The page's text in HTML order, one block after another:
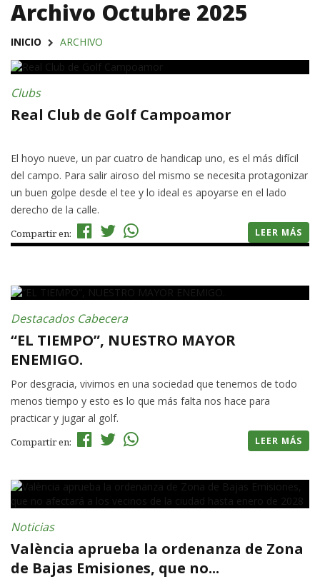
Archivo Octubre 2025
INICIO ARCHIVO
Clubs
Real Club de Golf Campoamor
El hoyo nueve, un par cuatro de handicap uno, es el más difícil
del campo. Para salir airoso del mismo se necesita protagonizar
un buen golpe desde el tee y lo ideal es apoyarse en el lado
derecho de la calle.
Compartir en: LEER MÁS
Destacados Cabecera
“EL TIEMPO”, NUESTRO MAYOR
ENEMIGO.
Por desgracia, vivimos en una sociedad que tenemos de todo
menos tiempo y esto es lo que más falta nos hace para
practicar y jugar al golf.
Compartir en: LEER MÁS
Noticias
València aprueba la ordenanza de Zona
de Bajas Emisiones, que no...